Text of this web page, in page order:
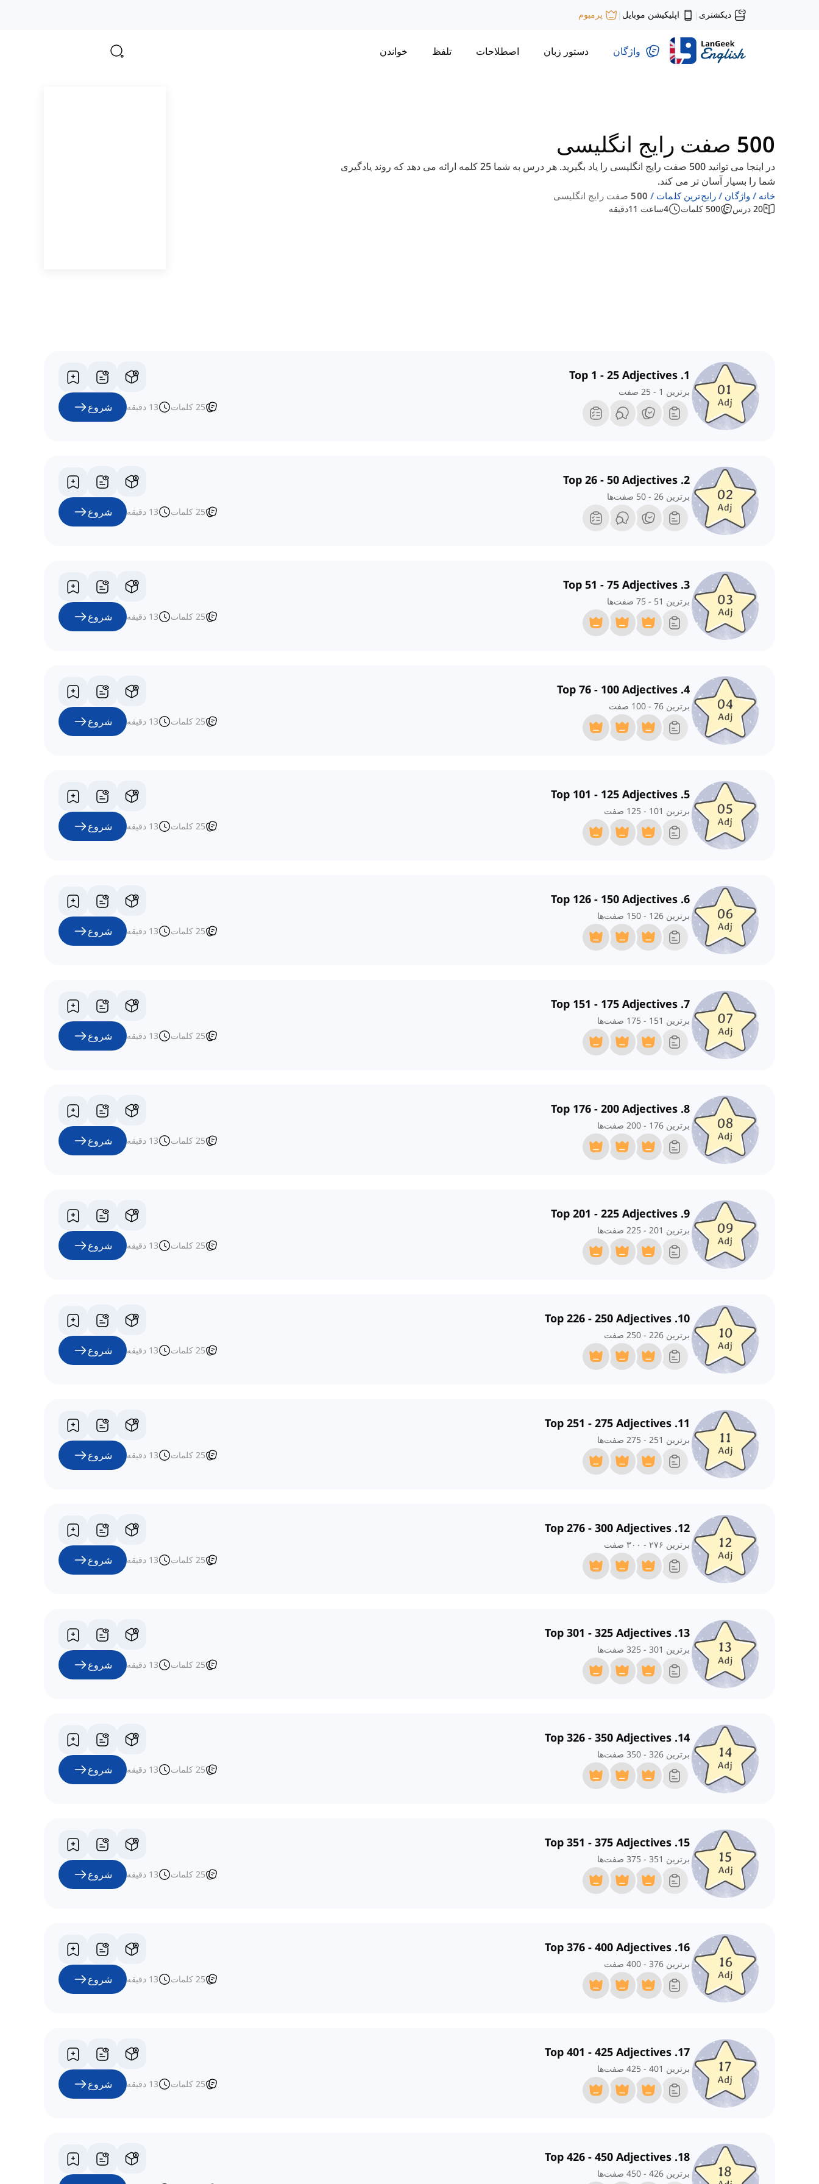
دیکشنری | اپلیکیشن موبایل | پرمیوم
واژگان دستور زبان اصطلاحات تلفظ خواندن
500 صفت رایج انگلیسی
در اینجا می توانید 500 صفت رایج انگلیسی را یاد بگیرید. هر درس به شما 25 کلمه ارائه می دهد که روند یادگیری
شما را بسیار آسان تر می کند.
خانه واژگان رایج‌ترین کلمات 500 صفت رایج انگلیسی
20 درس 500 کلمات 4ساعت 11دقیقه
1. Top 1 - 25 Adjectives
برترین 1 - 25 صفت
25 کلمات 13 دقیقه شروع
2. Top 26 - 50 Adjectives
برترین 26 - 50 صفت‌ها
25 کلمات 13 دقیقه شروع
3. Top 51 - 75 Adjectives
برترین 51 - 75 صفت‌ها
25 کلمات 13 دقیقه شروع
4. Top 76 - 100 Adjectives
برترین 76 - 100 صفت
25 کلمات 13 دقیقه شروع
5. Top 101 - 125 Adjectives
برترین 101 - 125 صفت
25 کلمات 13 دقیقه شروع
6. Top 126 - 150 Adjectives
برترین 126 - 150 صفت‌ها
25 کلمات 13 دقیقه شروع
7. Top 151 - 175 Adjectives
برترین 151 - 175 صفت‌ها
25 کلمات 13 دقیقه شروع
8. Top 176 - 200 Adjectives
برترین 176 - 200 صفت‌ها
25 کلمات 13 دقیقه شروع
9. Top 201 - 225 Adjectives
برترین 201 - 225 صفت‌ها
25 کلمات 13 دقیقه شروع
10. Top 226 - 250 Adjectives
برترین 226 - 250 صفت
25 کلمات 13 دقیقه شروع
11. Top 251 - 275 Adjectives
برترین 251 - 275 صفت‌ها
25 کلمات 13 دقیقه شروع
12. Top 276 - 300 Adjectives
برترین ۲۷۶ - ۳۰۰ صفت
25 کلمات 13 دقیقه شروع
13. Top 301 - 325 Adjectives
برترین 301 - 325 صفت‌ها
25 کلمات 13 دقیقه شروع
14. Top 326 - 350 Adjectives
برترین 326 - 350 صفت‌ها
25 کلمات 13 دقیقه شروع
15. Top 351 - 375 Adjectives
برترین 351 - 375 صفت‌ها
25 کلمات 13 دقیقه شروع
16. Top 376 - 400 Adjectives
برترین 376 - 400 صفت
25 کلمات 13 دقیقه شروع
17. Top 401 - 425 Adjectives
برترین 401 - 425 صفت‌ها
25 کلمات 13 دقیقه شروع
18. Top 426 - 450 Adjectives
برترین 426 - 450 صفت‌ها